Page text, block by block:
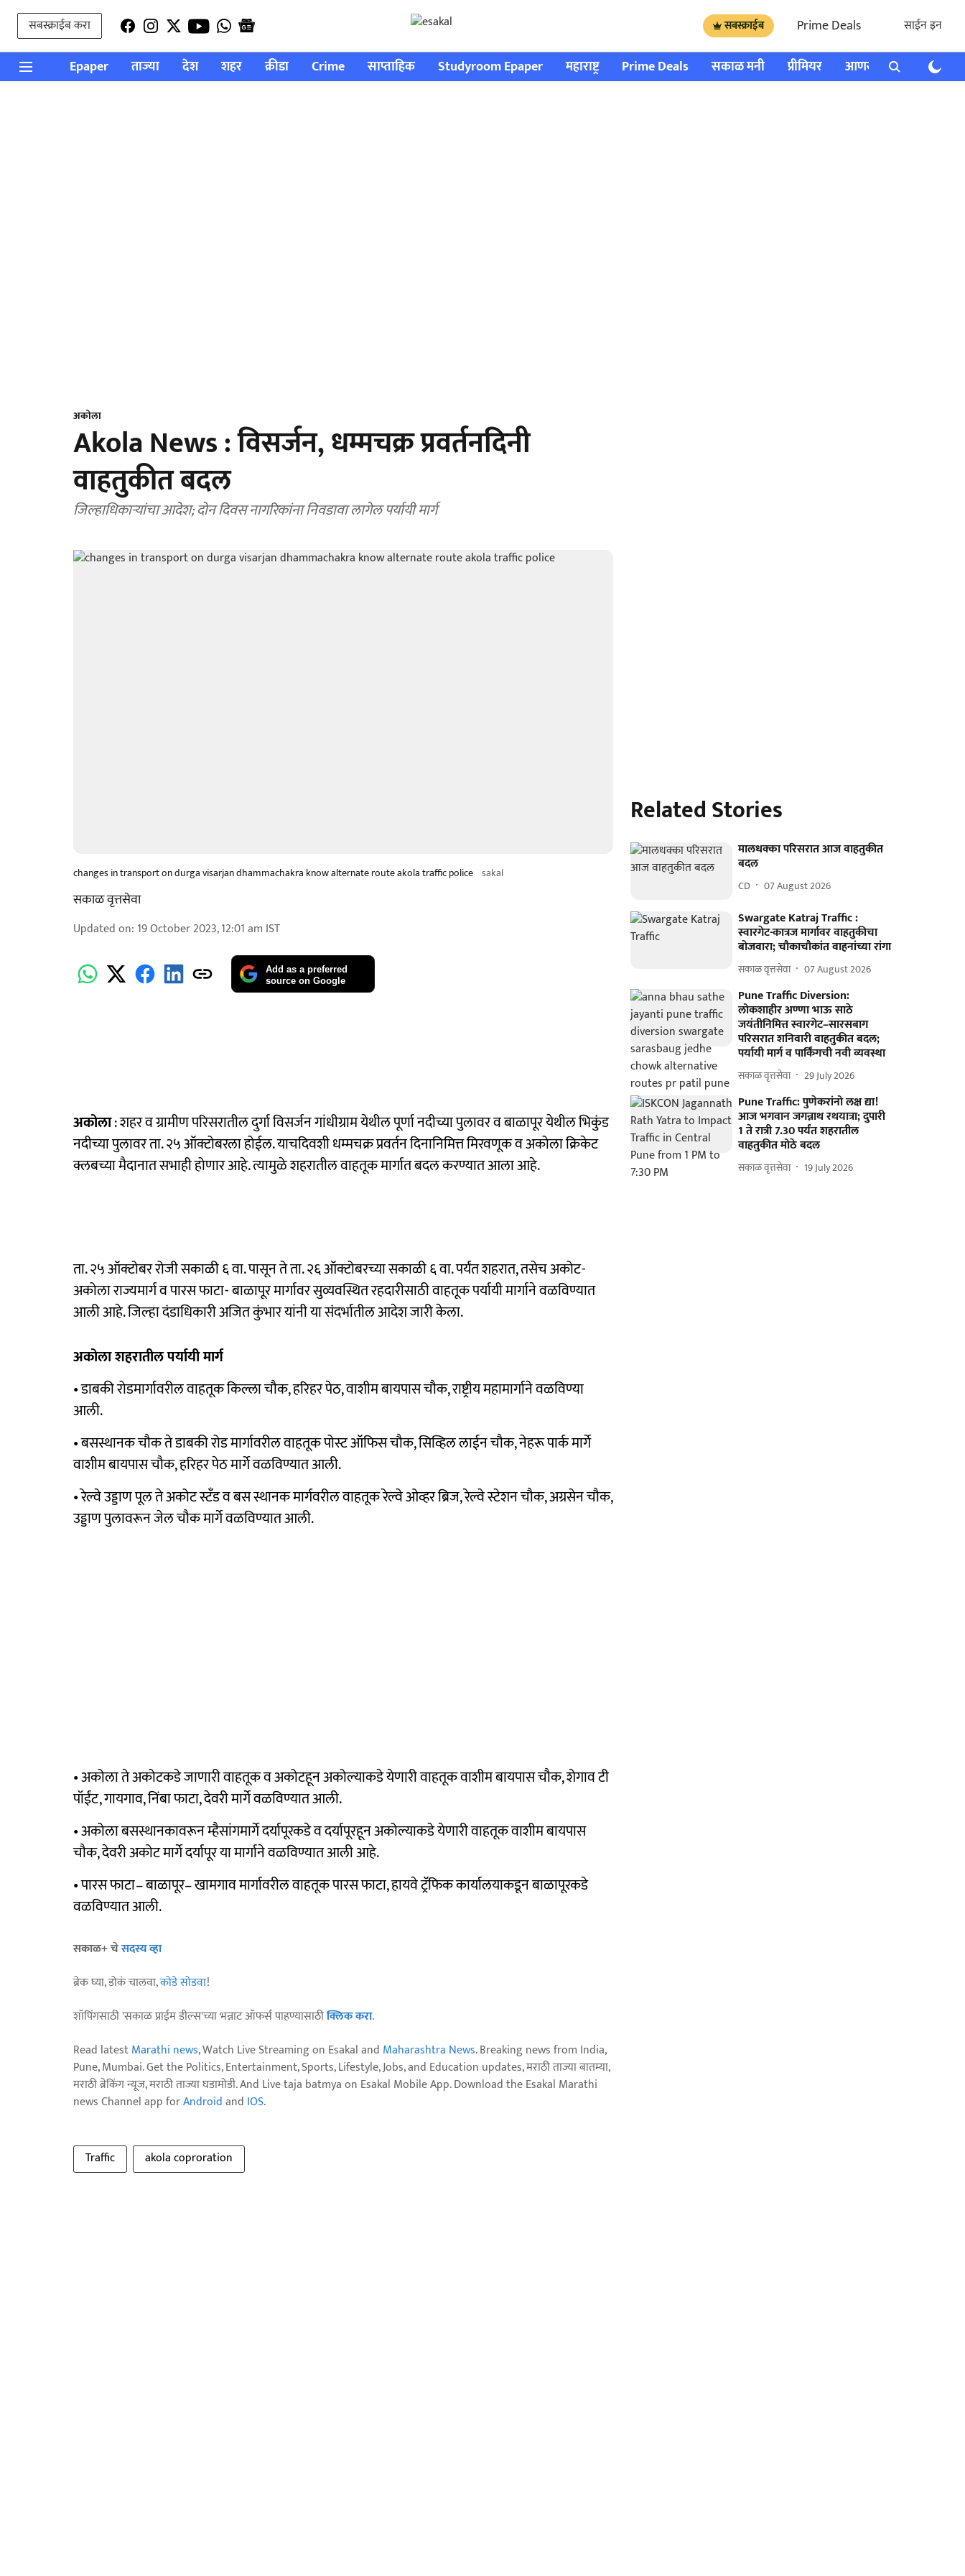
सबस्क्राईब करा सबस्क्राईब Prime Deals साईन इन
Epaper ताज्या देश शहर क्रीडा Crime साप्ताहिक Studyroom Epaper महाराष्ट्र Prime Deals सकाळ मनी प्रीमियर आणखी राशी भविष्य
अकोला
Akola News : विसर्जन, धम्मचक्र प्रवर्तनदिनी
वाहतुकीत बदल
जिल्हाधिकाऱ्यांचा आदेश; दोन दिवस नागरिकांना निवडावा लागेल पर्यायी मार्ग
changes in transport on durga visarjan dhammachakra know alternate route akola traffic police sakal
सकाळ वृत्तसेवा
Updated on: 19 October 2023, 12:01 am IST
Add as a preferred
source on Google
अकोला: शहर व ग्रामीण परिसरातील दुर्गा विसर्जन गांधीग्राम येथील पूर्णा नदीच्या पुलावर व बाळापूर येथील भिकुंड
नदीच्या पुलावर ता. २५ ऑक्टोबरला होईल. याचदिवशी धम्मचक्र प्रवर्तन दिनानिमित्त मिरवणूक व अकोला क्रिकेट
क्लबच्या मैदानात सभाही होणार आहे. त्यामुळे शहरातील वाहतूक मार्गात बदल करण्यात आला आहे.
ता. २५ ऑक्टोबर रोजी सकाळी ६ वा. पासून ते ता. २६ ऑक्टोबरच्या सकाळी ६ वा. पर्यंत शहरात, तसेच अकोट-
अकोला राज्यमार्ग व पारस फाटा- बाळापूर मार्गावर सुव्यवस्थित रहदारीसाठी वाहतूक पर्यायी मार्गाने वळविण्यात
आली आहे. जिल्हा दंडाधिकारी अजित कुंभार यांनी या संदर्भातील आदेश जारी केला.
अकोला शहरातील पर्यायी मार्ग
• डाबकी रोडमार्गावरील वाहतूक किल्ला चौक, हरिहर पेठ, वाशीम बायपास चौक, राष्ट्रीय महामार्गाने वळविण्या
आली.
• बसस्थानक चौक ते डाबकी रोड मार्गावरील वाहतूक पोस्ट ऑफिस चौक, सिव्हिल लाईन चौक, नेहरू पार्क मार्गे
वाशीम बायपास चौक, हरिहर पेठ मार्गे वळविण्यात आली.
• रेल्वे उड्डाण पूल ते अकोट स्टँड व बस स्थानक मार्गवरील वाहतूक रेल्वे ओव्हर ब्रिज, रेल्वे स्टेशन चौक, अग्रसेन चौक,
उड्डाण पुलावरून जेल चौक मार्गे वळविण्यात आली.
• अकोला ते अकोटकडे जाणारी वाहतूक व अकोटहून अकोल्याकडे येणारी वाहतूक वाशीम बायपास चौक, शेगाव टी
पॉईंट, गायगाव, निंबा फाटा, देवरी मार्गे वळविण्यात आली.
• अकोला बसस्थानकावरून म्हैसांगमार्गे दर्यापूरकडे व दर्यापूरहून अकोल्याकडे येणारी वाहतूक वाशीम बायपास
चौक, देवरी अकोट मार्गे दर्यापूर या मार्गाने वळविण्यात आली आहे.
• पारस फाटा– बाळापूर– खामगाव मार्गावरील वाहतूक पारस फाटा, हायवे ट्रॅफिक कार्यालयाकडून बाळापूरकडे
वळविण्यात आली.
सकाळ+ चेसदस्य व्हा
ब्रेक घ्या, डोकं चालवा,कोडे सोडवा!
शॉपिंगसाठी 'सकाळ प्राईम डील्स'च्या भन्नाट ऑफर्स पाहण्यासाठीक्लिक करा.
Read latestMarathi news, Watch Live Streaming on Esakal and Maharashtra News. Breaking news from India,
Pune, Mumbai. Get the Politics, Entertainment, Sports, Lifestyle, Jobs, and Education updates, मराठी ताज्या बातम्या,
मराठी ब्रेकिंग न्यूज, मराठी ताज्या घडामोडी. And Live taja batmya on Esakal Mobile App. Download the Esakal Marathi
news Channel app forAndroidand IOS.
Traffic akola coproration
Related Stories
मालधक्का परिसरात आज वाहतुकीत
बदल
CD 07 August 2026
Swargate Katraj Traffic :
स्वारगेट-कात्रज मार्गावर वाहतुकीचा
बोजवारा; चौकाचौकांत वाहनांच्या रांगा
सकाळ वृत्तसेवा 07 August 2026
Pune Traffic Diversion:
लोकशाहीर अण्णा भाऊ साठे
जयंतीनिमित्त स्वारगेट–सारसबाग
परिसरात शनिवारी वाहतुकीत बदल;
पर्यायी मार्ग व पार्किंगची नवी व्यवस्था
सकाळ वृत्तसेवा 29 July 2026
Pune Traffic: पुणेकरांनो लक्ष द्या!
आज भगवान जगन्नाथ रथयात्रा; दुपारी
1 ते रात्री 7.30 पर्यंत शहरातील
वाहतुकीत मोठे बदल
सकाळ वृत्तसेवा 19 July 2026